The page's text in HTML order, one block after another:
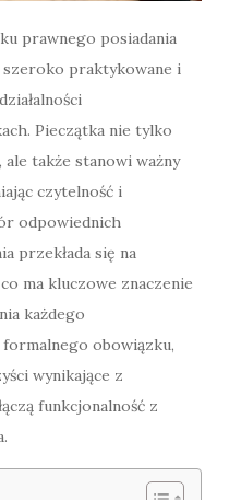
prawnego posiadania
praktykowane i
Pieczątka nie tylko
także stanowi ważny
czytelność i
odpowiednich
przekłada się na
ma kluczowe znaczenie
każdego
obowiązku,
wynikające z
funkcjonalność z